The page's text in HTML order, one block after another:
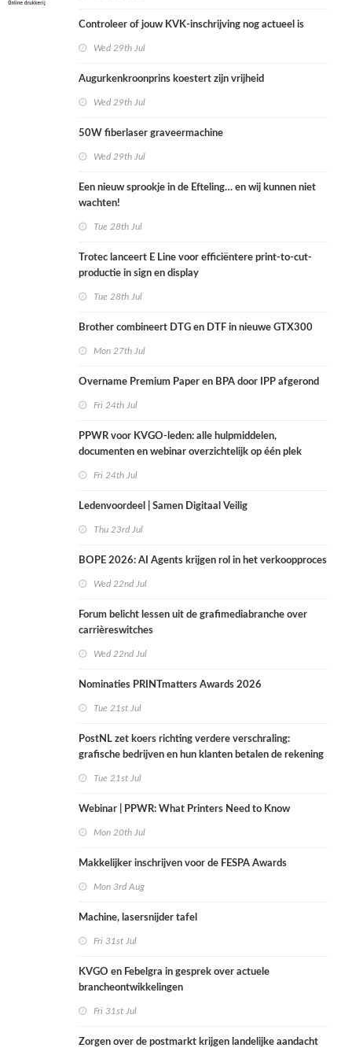
Controleer of jouw KVK-inschrijving nog actueel is
Wed 29th Jul
Augurkenkroonprins koestert zijn vrijheid
Wed 29th Jul
50W fiberlaser graveermachine
Wed 29th Jul
Een nieuw sprookje in de Efteling… en wij kunnen niet
wachten!
Tue 28th Jul
Trotec lanceert E Line voor efficiëntere print-to-cut-
productie in sign en display
Tue 28th Jul
Brother combineert DTG en DTF in nieuwe GTX300
Mon 27th Jul
Overname Premium Paper en BPA door IPP afgerond
Fri 24th Jul
PPWR voor KVGO-leden: alle hulpmiddelen,
documenten en webinar overzichtelijk op één plek
Fri 24th Jul
Ledenvoordeel | Samen Digitaal Veilig
Thu 23rd Jul
BOPE 2026: AI Agents krijgen rol in het verkoopproces
Wed 22nd Jul
Forum belicht lessen uit de grafimediabranche over
carrièreswitches
Wed 22nd Jul
Nominaties PRINTmatters Awards 2026
Tue 21st Jul
PostNL zet koers richting verdere verschraling:
grafische bedrijven en hun klanten betalen de rekening
Tue 21st Jul
Webinar | PPWR: What Printers Need to Know
Mon 20th Jul
Makkelijker inschrijven voor de FESPA Awards
Mon 3rd Aug
Machine, lasersnijder tafel
Fri 31st Jul
KVGO en Febelgra in gesprek over actuele
brancheontwikkelingen
Fri 31st Jul
Zorgen over de postmarkt krijgen landelijke aandacht